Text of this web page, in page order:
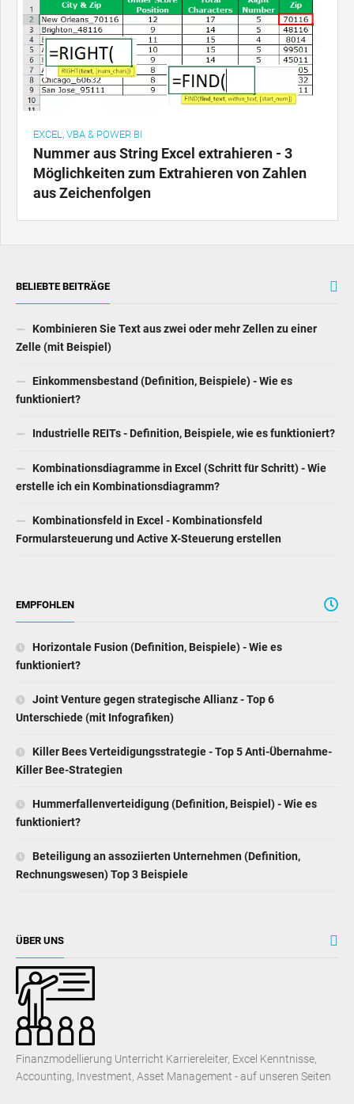
EXCEL, VBA & POWER BI
Nummer aus String Excel extrahieren - 3
Möglichkeiten zum Extrahieren von Zahlen
aus Zeichenfolgen
BELIEBTE BEITRÄGE
Kombinieren Sie Text aus zwei oder mehr Zellen zu einer
Zelle (mit Beispiel)
Einkommensbestand (Definition, Beispiele) - Wie es
funktioniert?
Industrielle REITs - Definition, Beispiele, wie es funktioniert?
Kombinationsdiagramme in Excel (Schritt für Schritt) - Wie
erstelle ich ein Kombinationsdiagramm?
Kombinationsfeld in Excel - Kombinationsfeld
Formularsteuerung und Active X-Steuerung erstellen
EMPFOHLEN
Horizontale Fusion (Definition, Beispiele) - Wie es
funktioniert?
Joint Venture gegen strategische Allianz - Top 6
Unterschiede (mit Infografiken)
Killer Bees Verteidigungsstrategie - Top 5 Anti-Übernahme-
Killer Bee-Strategien
Hummerfallenverteidigung (Definition, Beispiel) - Wie es
funktioniert?
Beteiligung an assoziierten Unternehmen (Definition,
Rechnungswesen) Top 3 Beispiele
ÜBER UNS
Finanzmodellierung Unterricht Karriereleiter, Excel Kenntnisse,
Accounting, Investment, Asset Management - auf unseren Seiten